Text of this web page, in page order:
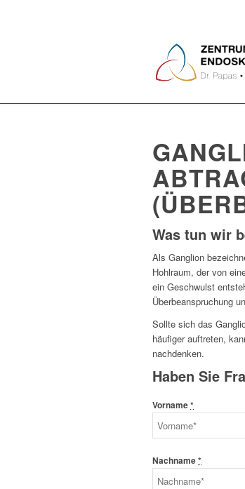
Was tun wir
Als Ganglion
Hohlraum, der von
ein Geschwulst
Überbeanspruchung
Sollte sich das
häufiger auftreten,
nachdenken.
Haben Sie
Vorname*
Nachname*